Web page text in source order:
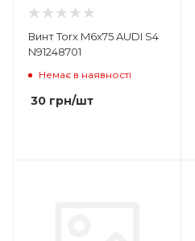
Винт Torx M6x75 AUDI S4
N91248701
Немає в наявності
30 грн/шт